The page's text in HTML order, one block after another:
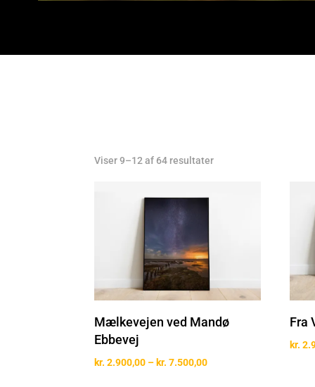
Viser 9–12 af 64 resultater
Mælkevejen ved Mandø
Ebbevej
kr. 2.900,00 – kr. 7.500,00Prisinterval:
Fra
kr.